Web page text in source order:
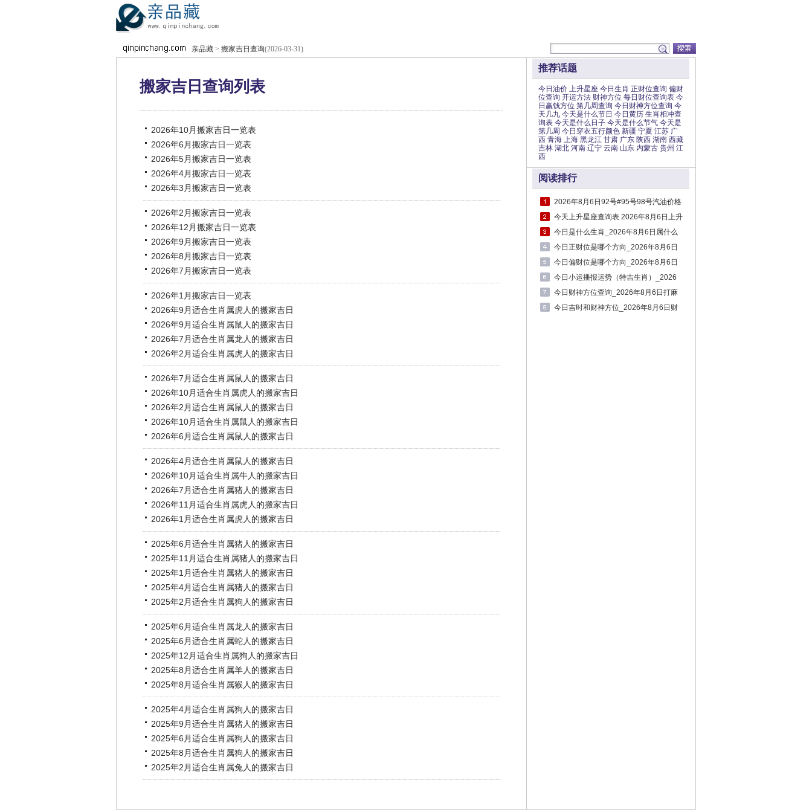
亲品藏 > 搬家吉日查询(2026-03-31)
搬家吉日查询列表
2026年10月搬家吉日一览表
2026年6月搬家吉日一览表
2026年5月搬家吉日一览表
2026年4月搬家吉日一览表
2026年3月搬家吉日一览表
2026年2月搬家吉日一览表
2026年12月搬家吉日一览表
2026年9月搬家吉日一览表
2026年8月搬家吉日一览表
2026年7月搬家吉日一览表
2026年1月搬家吉日一览表
2026年9月适合生肖属虎人的搬家吉日
2026年9月适合生肖属鼠人的搬家吉日
2026年7月适合生肖属龙人的搬家吉日
2026年2月适合生肖属虎人的搬家吉日
2026年7月适合生肖属鼠人的搬家吉日
2026年10月适合生肖属虎人的搬家吉日
2026年2月适合生肖属鼠人的搬家吉日
2026年10月适合生肖属鼠人的搬家吉日
2026年6月适合生肖属鼠人的搬家吉日
2026年4月适合生肖属鼠人的搬家吉日
2026年10月适合生肖属牛人的搬家吉日
2026年7月适合生肖属猪人的搬家吉日
2026年11月适合生肖属虎人的搬家吉日
2026年1月适合生肖属虎人的搬家吉日
2025年6月适合生肖属猪人的搬家吉日
2025年11月适合生肖属猪人的搬家吉日
2025年1月适合生肖属猪人的搬家吉日
2025年4月适合生肖属猪人的搬家吉日
2025年2月适合生肖属狗人的搬家吉日
2025年6月适合生肖属龙人的搬家吉日
2025年6月适合生肖属蛇人的搬家吉日
2025年12月适合生肖属狗人的搬家吉日
2025年8月适合生肖属羊人的搬家吉日
2025年8月适合生肖属猴人的搬家吉日
2025年4月适合生肖属狗人的搬家吉日
2025年9月适合生肖属猪人的搬家吉日
2025年6月适合生肖属狗人的搬家吉日
2025年8月适合生肖属狗人的搬家吉日
2025年2月适合生肖属兔人的搬家吉日
推荐话题
今日油价 上升星座 今日生肖 正财位查询 偏财
位查询 开运方法 财神方位 每日财位查询表 今
日赢钱方位 第几周查询 今日财神方位查询 今
天几九 今天是什么节日 今日黄历 生肖相冲查
询表 今天是什么日子 今天是什么节气 今天是
第几周 今日穿衣五行颜色 新疆 宁夏 江苏 广
西 青海 上海 黑龙江 甘肃 广东 陕西 湖南 西藏
吉林 湖北 河南 辽宁 云南 山东 内蒙古 贵州 江
西
阅读排行
2026年8月6日92号#95号98号汽油价格
最新消息_当日#0号柴油价格
今天上升星座查询表 2026年8月6日上升
星座时间对照表
今日是什么生肖_2026年8月6日属什么
今日正财位是哪个方向_2026年8月6日
正财位
今日偏财位是哪个方向_2026年8月6日
十二时辰财神方位
今日小运播报运势（特吉生肖）_2026
年8月6日生肖运势查询
今日财神方位查询_2026年8月6日打麻
将必赢方位
今日吉时和财神方位_2026年8月6日财